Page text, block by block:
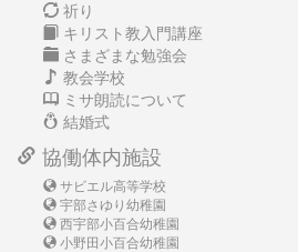
祈り
キリスト教入門講座
さまざまな勉強会
教会学校
ミサ朗読について
結婚式
協働体内施設
サビエル高等学校
宇部さゆり幼稚園
西宇部小百合幼稚園
小野田小百合幼稚園